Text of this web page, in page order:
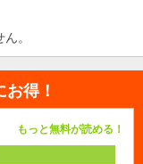
。
お得！
もっと無料が読める！